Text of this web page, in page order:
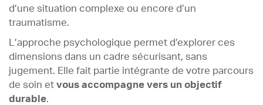
d’une situation complexe ou encore d’un
traumatisme.
L’approche psychologique permet d’explorer ces
dimensions dans un cadre sécurisant, sans
jugement. Elle fait partie intégrante de votre parcours
de soin et vous accompagne vers un objectif
durable.